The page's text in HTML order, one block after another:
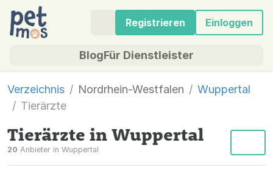
Registrieren Einloggen
BlogFür Dienstleister
Verzeichnis Nordrhein-Westfalen
Wuppertal
Tierärzte
Tierärzte in Wuppertal
20 Anbieter in Wuppertal